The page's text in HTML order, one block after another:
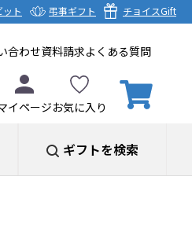
ット 弔事ギフト チョイスGift
合わせ資料請求よくある質問
イページお気に入り
ギフトを検索